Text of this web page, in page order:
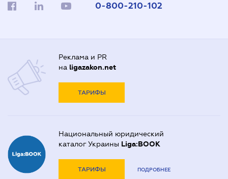
0-800-210-102
Реклама и PR
на ligazakon.net
ТАРИФЫ
Национальный юридический
каталог Украины Liga:BOOK
ТАРИФЫ ПОДРОБНЕЕ